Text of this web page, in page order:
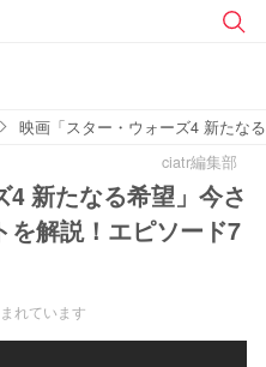
映画「スター・ウォーズ4 新たな
ciatr編集部
新たなる希望」今さ
を解説！エピソード7
れています